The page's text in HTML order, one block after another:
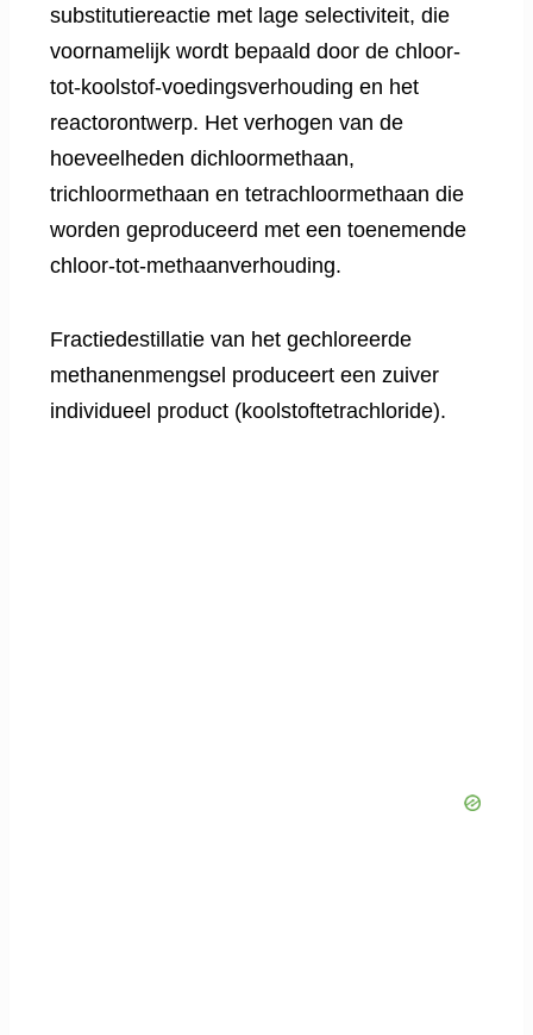
substitutiereactie met lage selectiviteit, die
voornamelijk wordt bepaald door de chloor-
tot-koolstof-voedingsverhouding en het
reactorontwerp. Het verhogen van de
hoeveelheden dichloormethaan,
trichloormethaan en tetrachloormethaan die
worden geproduceerd met een toenemende
chloor-tot-methaanverhouding.
Fractiedestillatie van het gechloreerde
methanenmengsel produceert een zuiver
individueel product (koolstoftetrachloride).